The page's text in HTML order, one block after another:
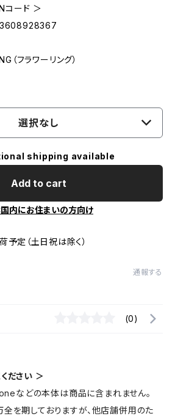
コード ＞
（フラワーリング）
選択なし
shipping available
Add to cart
内にお住まいの方向け
定（土日祝は除く）
通報する
(0)
ださい ＞
などの本体は商品に含まれません。
を期しておりますが、他店舗併用のた